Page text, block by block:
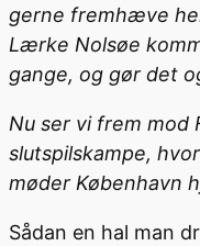
gerne fremhæve
Lærke Nolsøe
gange, og gør det
Nu ser vi frem mod
slutspilskampe,
møder København
Sådan en hal man